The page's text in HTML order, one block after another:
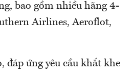
bao gồm nhiều hãng 4-
Airlines, Aeroflot,
đáp ứng yêu cầu khắt khe